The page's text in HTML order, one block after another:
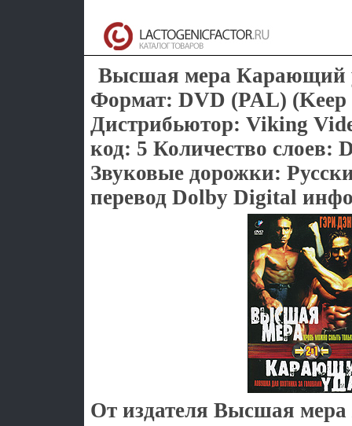
Высшая мера Карающий
Формат: DVD (PAL) (Keep
Дистрибьютор: Viking
код: 5 Количество слоев:
Звуковые дорожки:
перевод Dolby Digital
От издателя Высшая